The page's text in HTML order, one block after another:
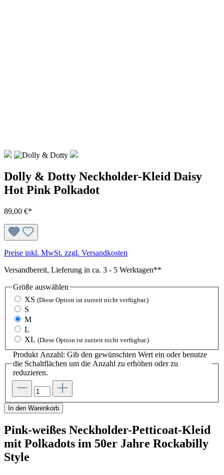
Dolly & Dotty Neckholder-Kleid Daisy
Hot Pink Polkadot
89,00 €*
Preise inkl. MwSt. zzgl. Versandkosten
Versandbereit, Lieferung in ca. 3 - 5 Werktagen**
Größe auswählen
XS (Diese Option ist zurzeit nicht verfügbar.)
S
M
L
XL (Diese Option ist zurzeit nicht verfügbar.)
Produkt Anzahl: Gib den gewünschten Wert ein oder benutze
die Schaltflächen um die Anzahl zu erhöhen oder zu
reduzieren.
In den Warenkorb
Pink-weißes Neckholder-Petticoat-Kleid
mit Polkadots im 50er Jahre Rockabilly
Style